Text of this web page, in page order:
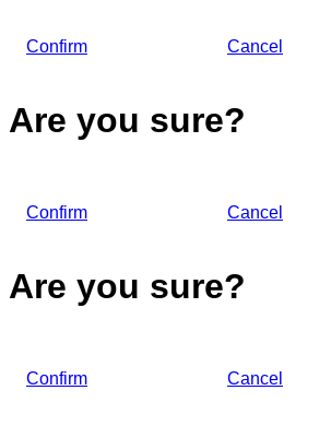
Confirm Cancel
Are you sure?
Confirm Cancel
Are you sure?
Confirm Cancel